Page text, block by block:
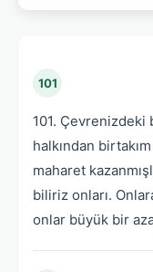
101
101.
halkından
maharet
biliriz onları.
onlar büyük bir